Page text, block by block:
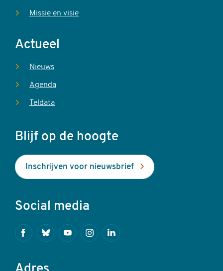
Missie en visie
Actueel
Nieuws
Agenda
Teldata
Blijf op de hoogte
Inschrijven voor nieuwsbrief
Social media
FacebookBlueskyYoutubeInstagramLinkedin